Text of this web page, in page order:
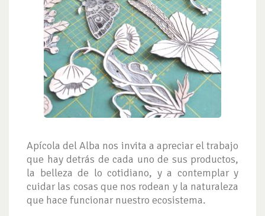
Apícola del Alba nos invita a apreciar el trabajo
que hay detrás de cada uno de sus productos,
la belleza de lo cotidiano, y a contemplar y
cuidar las cosas que nos rodean y la naturaleza
que hace funcionar nuestro ecosistema.